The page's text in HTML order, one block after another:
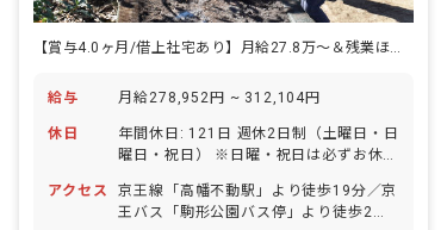
【賞与4.0ヶ月/借上社宅あり】月給27.8万〜＆残業ほぼなし◎
給与 月給278,952円 ~ 312,104円
休日
年間休日: 121日 週休2日制（土曜日・日
曜日・祝日） ※日曜・祝日は必ずお休み
でお休みが可能です。 リフレッシュ休暇
（入職初年度と次年度に6日間を付与）
アクセス
京王線「高幡不動駅」より徒歩19分／京
王バス「駒形公園バス停」より徒歩2分